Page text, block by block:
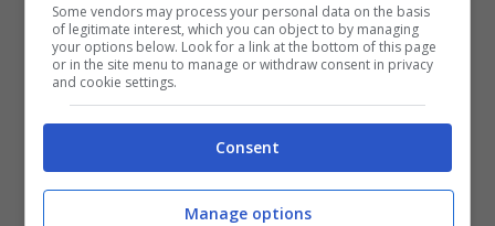
Some vendors may process your personal data on the basis
of legitimate interest, which you can object to by managing
your options below. Look for a link at the bottom of this page
or in the site menu to manage or withdraw consent in privacy
and cookie settings.
Consent
Manage options